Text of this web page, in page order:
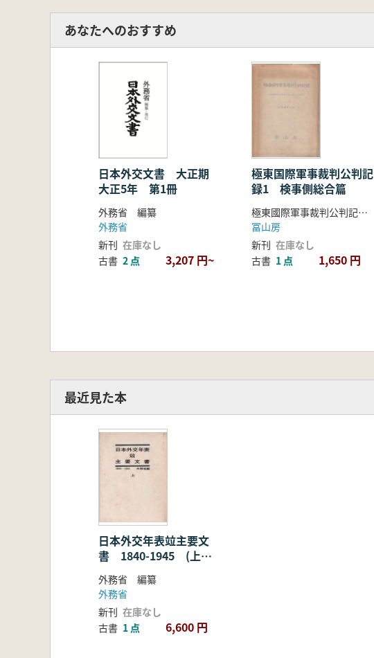
あなたへのおすすめ
日本外交文書 大正期
大正5年 第1冊
外務省 編纂
外務省
新刊 在庫なし
古書 2 点 3,207 円~
極東国際軍事裁判公判記
録1 検事側総合篇
極東國際軍事裁判公判記録刊行會 編
冨山房
新刊 在庫なし
古書 1 点 1,650 円
最近見た本
日本外交年表竝主要文
書 1840-1945 (上下2
冊揃)
外務省 編纂
外務省
新刊 在庫なし
古書 1 点 6,600 円